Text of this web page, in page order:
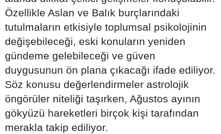
Özellikle Aslan ve Balık burçlarındaki
tutulmaların etkisiyle toplumsal psikolojinin
değişebileceği, eski konuların yeniden
gündeme gelebileceği ve güven
duygusunun ön plana çıkacağı ifade ediliyor.
Söz konusu değerlendirmeler astrolojik
öngörüler niteliği taşırken, Ağustos ayının
gökyüzü hareketleri birçok kişi tarafından
merakla takip ediliyor.